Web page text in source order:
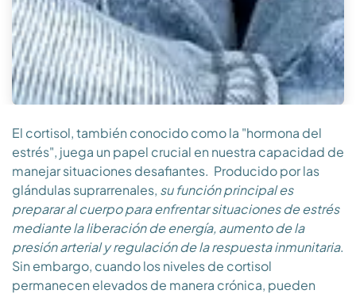
El cortisol, también conocido como la "hormona del
estrés", juega un papel crucial en nuestra capacidad de
manejar situaciones desafiantes. Producido por las
glándulas suprarrenales, su función principal es
preparar al cuerpo para enfrentar situaciones de estrés
mediante la liberación de energía, aumento de la
presión arterial y regulación de la respuesta inmunitaria.
Sin embargo, cuando los niveles de cortisol
permanecen elevados de manera crónica, pueden